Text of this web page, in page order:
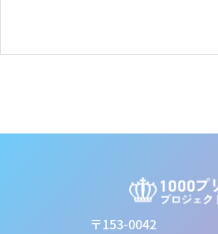
〒153-0042